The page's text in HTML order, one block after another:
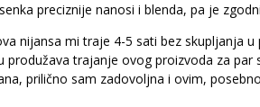
preciznije nanosi i blenda, pa je
nijansa mi traje 4-5 sati bez skupljanja
produžava trajanje ovog proizvoda za
prilično sam zadovoljna i ovim,